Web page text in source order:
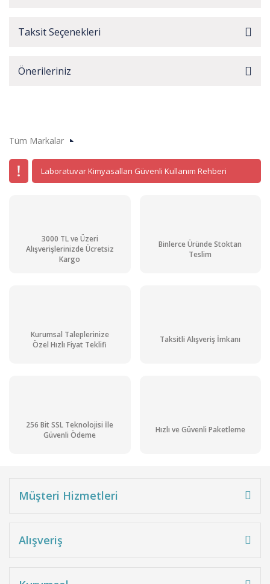
Taksit Seçenekleri
Önerileriniz
Tüm Markalar
Laboratuvar Kimyasalları Güvenli Kullanım Rehberi
3000 TL ve Üzeri
Alışverişlerinizde Ücretsiz
Kargo
Binlerce Üründe Stoktan
Teslim
Kurumsal Taleplerinize
Özel Hızlı Fiyat Teklifi
Taksitli Alışveriş İmkanı
256 Bit SSL Teknolojisi İle
Güvenli Ödeme
Hızlı ve Güvenli Paketleme
Müşteri Hizmetleri
Alışveriş